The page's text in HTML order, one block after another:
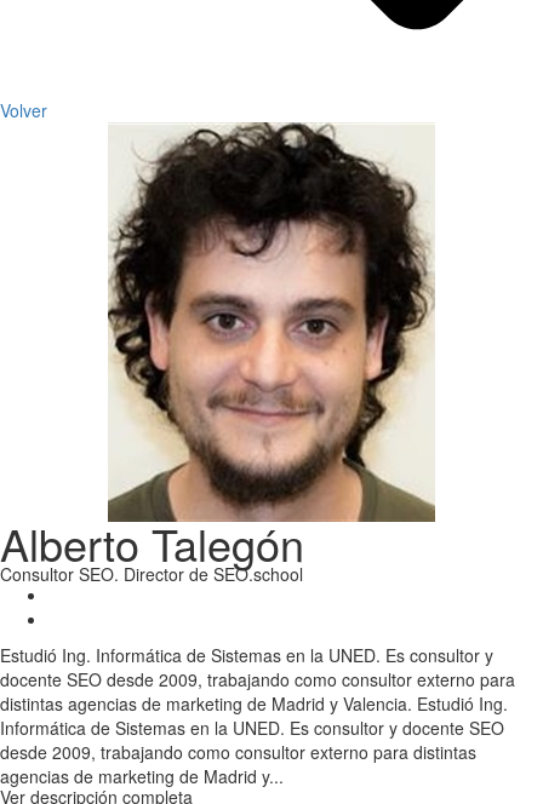
Volver
Alberto Talegón
Consultor SEO. Director de SEO.school
Estudió Ing. Informática de Sistemas en la UNED. Es consultor y
docente SEO desde 2009, trabajando como consultor externo para
distintas agencias de marketing de Madrid y Valencia. Estudió Ing.
Informática de Sistemas en la UNED. Es consultor y docente SEO
desde 2009, trabajando como consultor externo para distintas
agencias de marketing de Madrid y...
Ver descripción completa